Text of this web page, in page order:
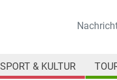
& KULTUR